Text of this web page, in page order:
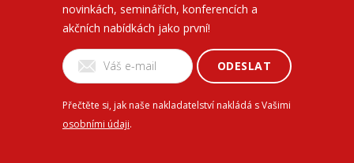
novinkách, seminářích, konferencích a
akčních nabídkách jako první!
ODESLAT
Přečtěte si, jak naše nakladatelství nakládá s Vašimi
osobními údaji.